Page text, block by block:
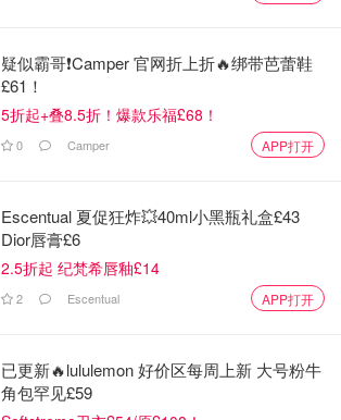
疑似霸哥❗️Camper 官网折上折🔥绑带芭蕾鞋
£61！
5折起+叠8.5折！爆款乐福£68！
0 Camper APP打开
Escentual 夏促狂炸💥40ml小黑瓶礼盒£43
Dior唇膏£6
2.5折起 纪梵希唇釉£14
2 Escentual APP打开
已更新🔥lululemon 好价区每周上新 大号粉牛
角包罕见£59